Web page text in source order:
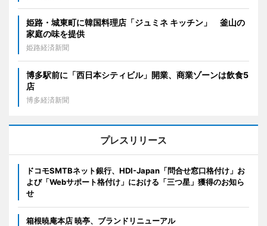
姫路・城東町に韓国料理店「ジュミネ キッチン」 釜山の
家庭の味を提供
姫路経済新聞
博多駅前に「西日本シティビル」開業、商業ゾーンは飲食5
店
博多経済新聞
プレスリリース
ドコモSMTBネット銀行、HDI-Japan「問合せ窓口格付け」お
よび「Webサポート格付け」における「三つ星」獲得のお知ら
せ
箱根暁庵本店 暁亭、ブランドリニューアル